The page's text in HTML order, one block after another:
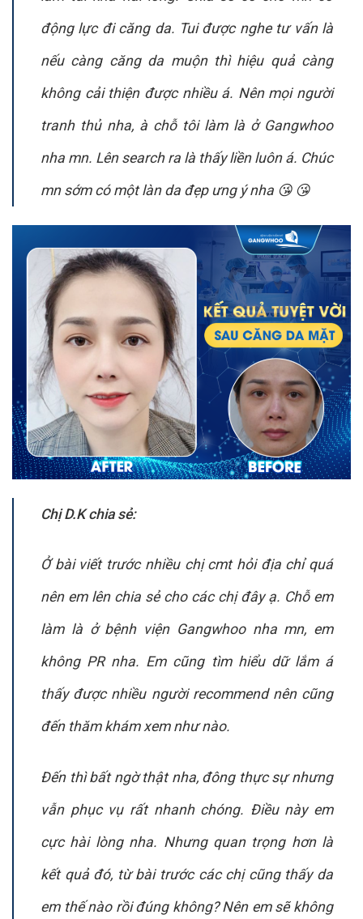
động lực đi căng da. Tui được nghe tư vấn là
nếu càng căng da muộn thì hiệu quả càng
không cải thiện được nhiều á. Nên mọi người
tranh thủ nha, à chỗ tôi làm là ở Gangwhoo
nha mn. Lên search ra là thấy liền luôn á. Chúc
mn sớm có một làn da đẹp ưng ý nha 😘 😘
Chị D.K chia sẻ:
Ở bài viết trước nhiều chị cmt hỏi địa chỉ quá
nên em lên chia sẻ cho các chị đây ạ. Chỗ em
làm là ở bệnh viện Gangwhoo nha mn, em
không PR nha. Em cũng tìm hiểu dữ lắm á
thấy được nhiều người recommend nên cũng
đến thăm khám xem như nào.
Đến thì bất ngờ thật nha, đông thực sự nhưng
vẫn phục vụ rất nhanh chóng. Điều này em
cực hài lòng nha. Nhưng quan trọng hơn là
kết quả đó, từ bài trước các chị cũng thấy da
em thế nào rồi đúng không? Nên em sẽ không